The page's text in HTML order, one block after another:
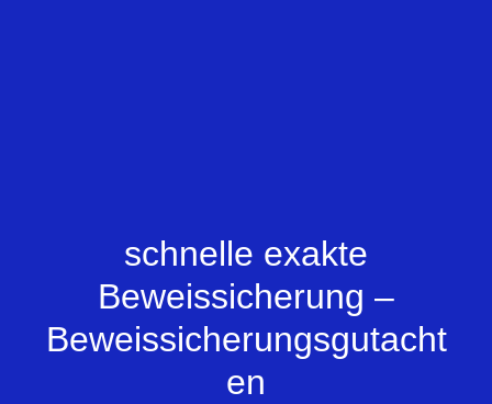
schnelle exakte
Beweissicherung –
Beweissicherungsgutacht
en